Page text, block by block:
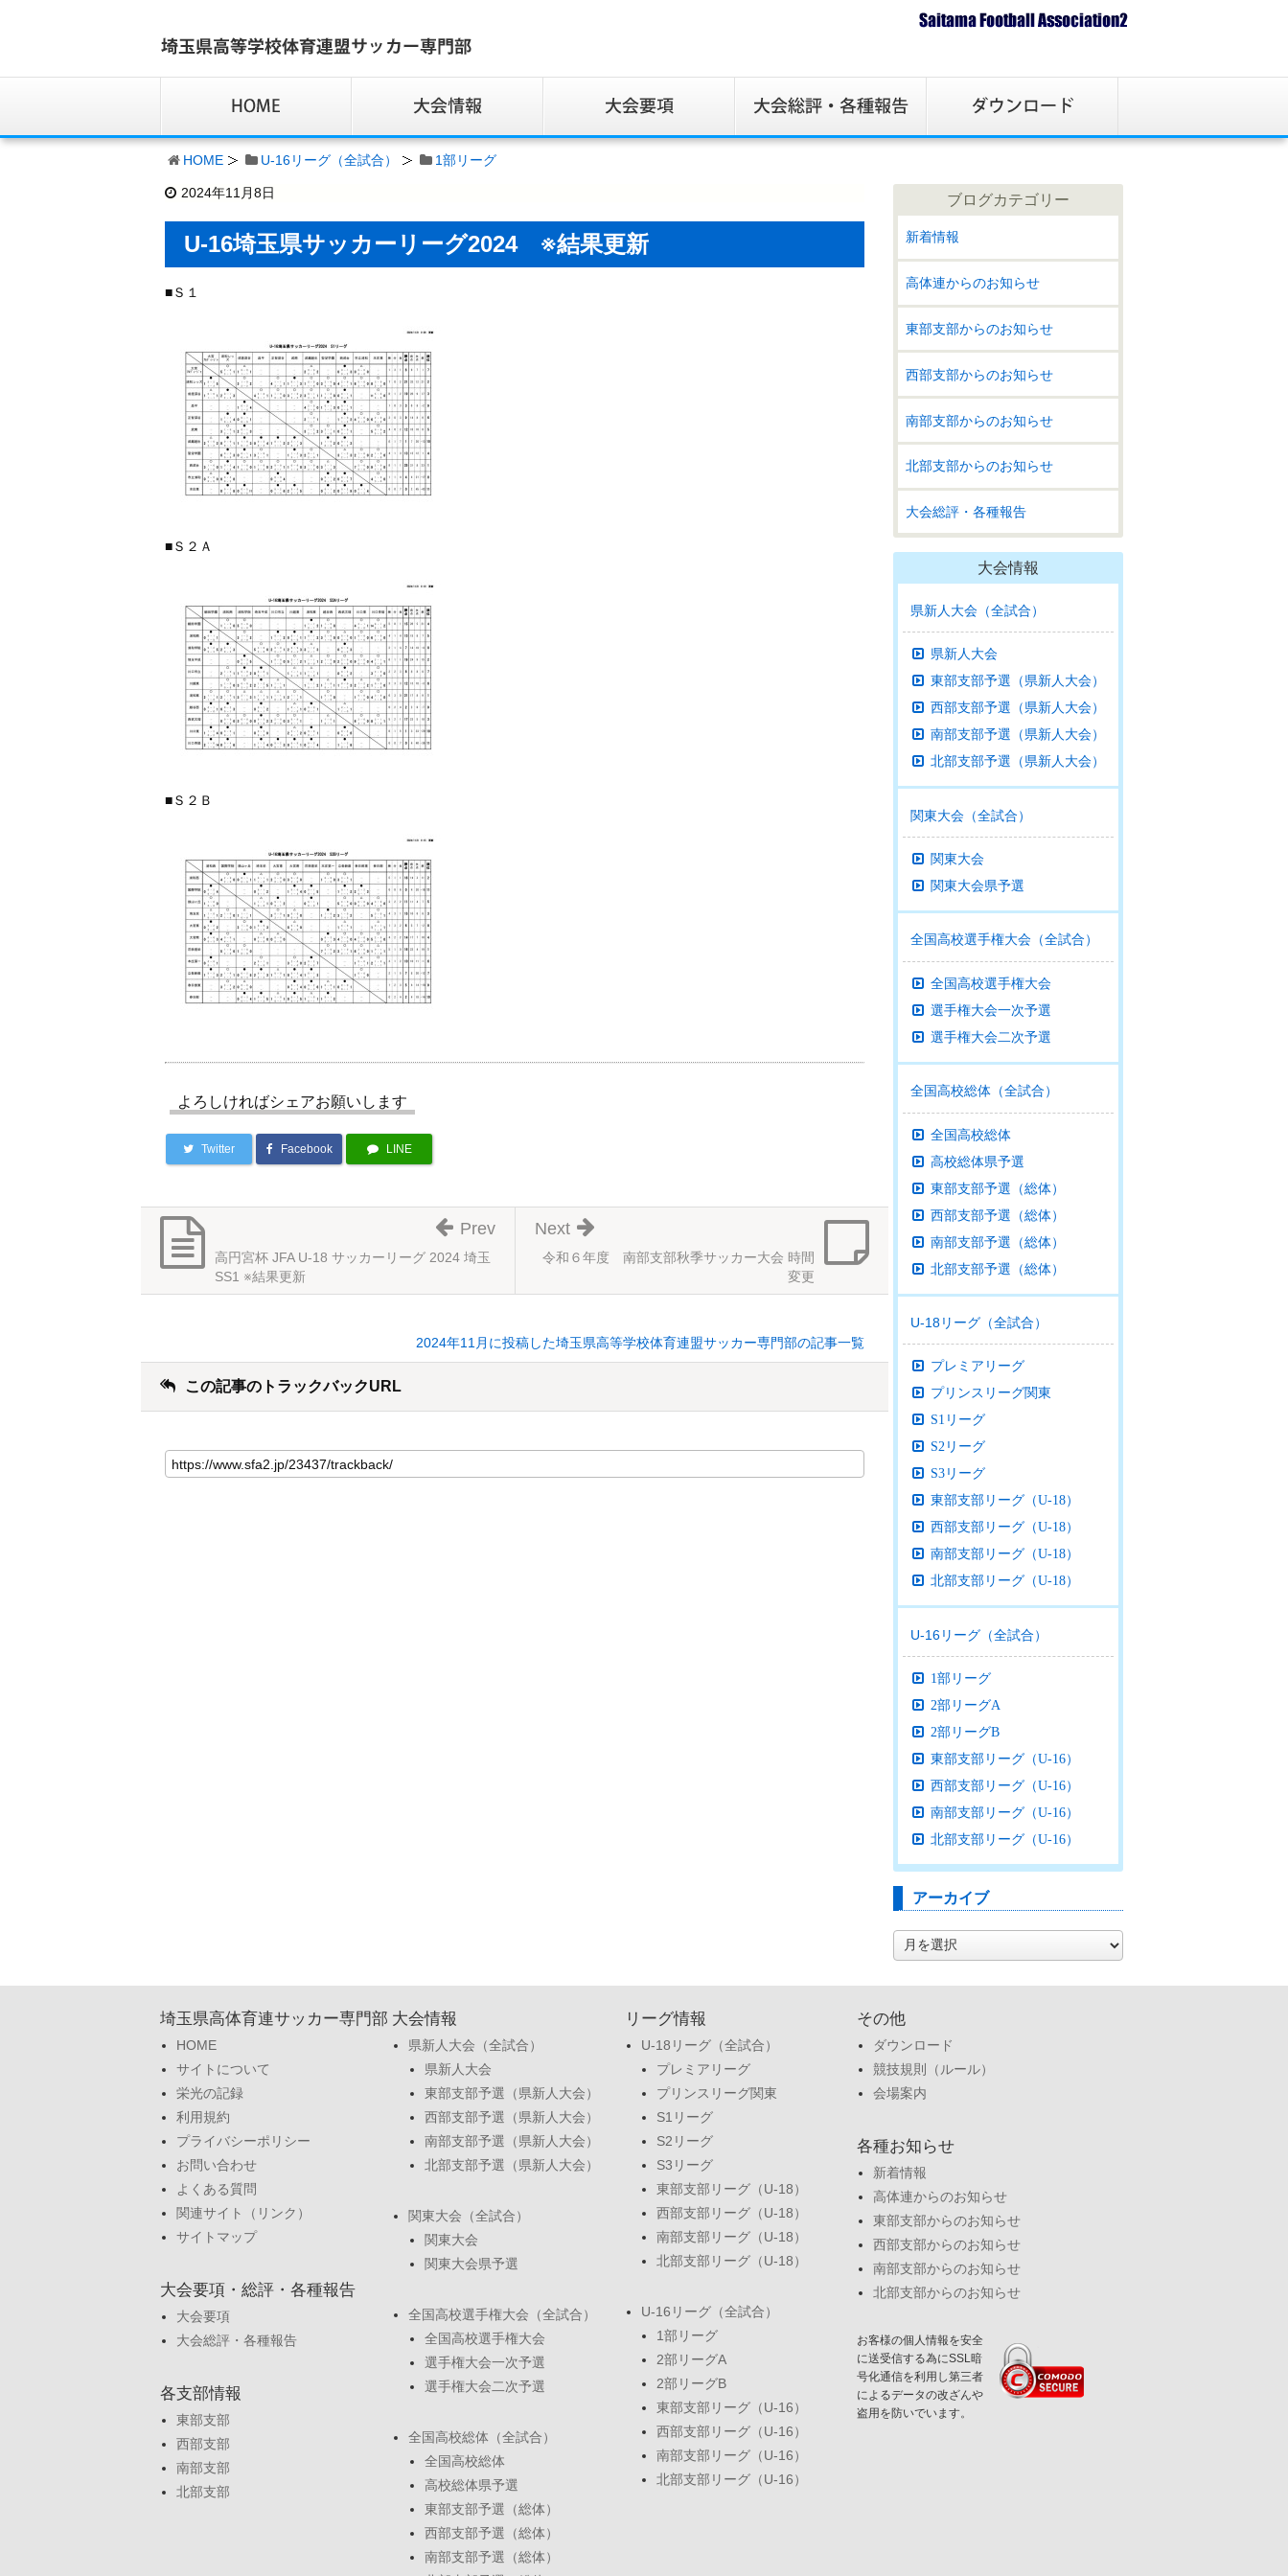
HOME U-16リーグ（全試合） 1部リーグ
2024年11月8日
U-16埼玉県サッカーリーグ2024 ※結果更新
■Ｓ１
■Ｓ２Ａ
■Ｓ２Ｂ
よろしければシェアお願いします
Twitter Facebook LINE
令和６年度 南部支部秋季サッカー大会 時間
変更
Next
高円宮杯 JFA U-18 サッカーリーグ 2024 埼玉
SS1 ※結果更新
Prev
2024年11月に投稿した埼玉県高等学校体育連盟サッカー専門部の記事一覧
この記事のトラックバックURL
ブログカテゴリー
新着情報
高体連からのお知らせ
東部支部からのお知らせ
西部支部からのお知らせ
南部支部からのお知らせ
北部支部からのお知らせ
大会総評・各種報告
大会情報
県新人大会（全試合）
県新人大会
東部支部予選（県新人大会）
西部支部予選（県新人大会）
南部支部予選（県新人大会）
北部支部予選（県新人大会）
関東大会（全試合）
関東大会
関東大会県予選
全国高校選手権大会（全試合）
全国高校選手権大会
選手権大会一次予選
選手権大会二次予選
全国高校総体（全試合）
全国高校総体
高校総体県予選
東部支部予選（総体）
西部支部予選（総体）
南部支部予選（総体）
北部支部予選（総体）
U-18リーグ（全試合）
プレミアリーグ
プリンスリーグ関東
S1リーグ
S2リーグ
S3リーグ
東部支部リーグ（U-18）
西部支部リーグ（U-18）
南部支部リーグ（U-18）
北部支部リーグ（U-18）
U-16リーグ（全試合）
1部リーグ
2部リーグA
2部リーグB
東部支部リーグ（U-16）
西部支部リーグ（U-16）
南部支部リーグ（U-16）
北部支部リーグ（U-16）
アーカイブ
ー
ブ
埼玉県高体育連サッカー専門部
HOME
サイトについて
栄光の記録
利用規約
プライバシーポリシー
お問い合わせ
よくある質問
関連サイト（リンク）
サイトマップ
大会要項・総評・各種報告
大会要項
大会総評・各種報告
各支部情報
東部支部
西部支部
南部支部
北部支部
大会情報
県新人大会（全試合）
県新人大会
東部支部予選（県新人大会）
西部支部予選（県新人大会）
南部支部予選（県新人大会）
北部支部予選（県新人大会）
関東大会（全試合）
関東大会
関東大会県予選
全国高校選手権大会（全試合）
全国高校選手権大会
選手権大会一次予選
選手権大会二次予選
全国高校総体（全試合）
全国高校総体
高校総体県予選
東部支部予選（総体）
西部支部予選（総体）
南部支部予選（総体）
リーグ情報
U-18リーグ（全試合）
プレミアリーグ
プリンスリーグ関東
S1リーグ
S2リーグ
S3リーグ
東部支部リーグ（U-18）
西部支部リーグ（U-18）
南部支部リーグ（U-18）
北部支部リーグ（U-18）
U-16リーグ（全試合）
1部リーグ
2部リーグA
2部リーグB
東部支部リーグ（U-16）
西部支部リーグ（U-16）
南部支部リーグ（U-16）
北部支部リーグ（U-16）
その他
ダウンロード
競技規則（ルール）
会場案内
各種お知らせ
新着情報
高体連からのお知らせ
東部支部からのお知らせ
西部支部からのお知らせ
南部支部からのお知らせ
北部支部からのお知らせ
お客様の個人情報を安全
に送受信する為にSSL暗
号化通信を利用し第三者
によるデータの改ざんや
盗用を防いでいます。